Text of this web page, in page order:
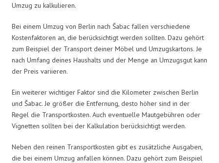
Umzug zu kalkulieren.
Bei einem Umzug von Berlin nach Šabac fallen verschiedene
Kostenfaktoren an, die berücksichtigt werden sollten. Dazu gehört
zum Beispiel der Transport deiner Möbel und Umzugskartons. Je
nach Umfang deines Haushalts und der Menge an Umzugsgut kann
der Preis variieren.
Ein weiterer wichtiger Faktor sind die Kilometer zwischen Berlin
und Šabac. Je größer die Entfernung, desto höher sind in der
Regel die Transportkosten. Auch eventuelle Mautgebühren oder
Vignetten sollten bei der Kalkulation berücksichtigt werden.
Neben den reinen Transportkosten gibt es zusätzliche Ausgaben,
die bei einem Umzug anfallen können. Dazu gehört zum Beispiel